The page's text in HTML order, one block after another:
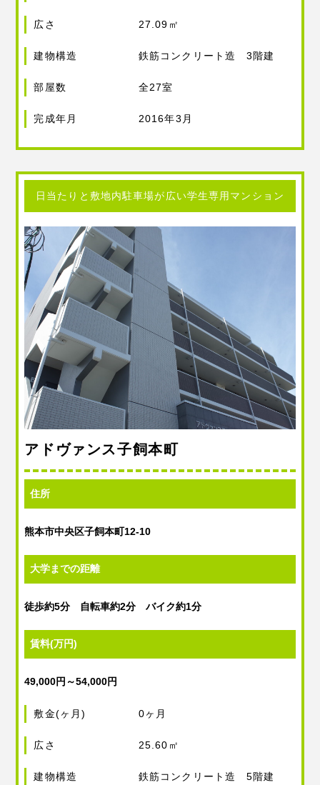
広さ 27.09㎡
建物構造 鉄筋コンクリート造 3階建
部屋数 全27室
完成年月 2016年3月
日当たりと敷地内駐車場が広い学生専用マンション
アドヴァンス子飼本町
住所
熊本市中央区子飼本町12-10
大学までの距離
徒歩約5分 自転車約2分 バイク約1分
賃料(万円)
49,000円～54,000円
敷金(ヶ月) 0ヶ月
広さ 25.60㎡
建物構造 鉄筋コンクリート造 5階建